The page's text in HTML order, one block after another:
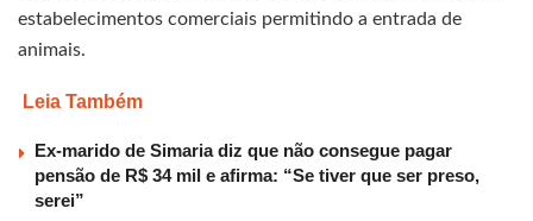
estabelecimentos comerciais permitindo a entrada de
animais.
Leia Também
Ex-marido de Simaria diz que não consegue pagar
pensão de R$ 34 mil e afirma: “Se tiver que ser preso,
serei”